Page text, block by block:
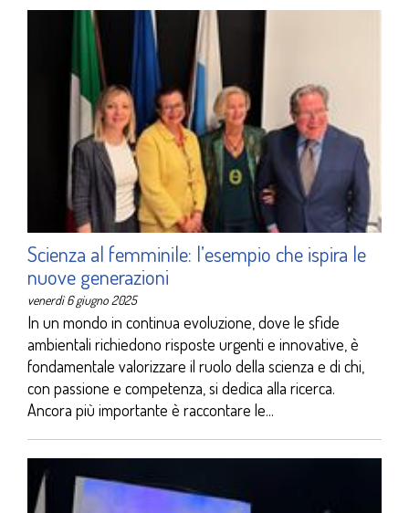
Scienza al femminile: l’esempio che ispira le
nuove generazioni
venerdì 6 giugno 2025
In un mondo in continua evoluzione, dove le sfide
ambientali richiedono risposte urgenti e innovative, è
fondamentale valorizzare il ruolo della scienza e di chi,
con passione e competenza, si dedica alla ricerca.
Ancora più importante è raccontare le...